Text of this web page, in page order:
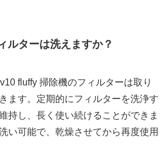
ルターは洗えますか？
fluffy 掃除機のフィルターは取り
ます。定期的にフィルターを洗浄す
持し、長く使い続けることができま
い可能で、乾燥させてから再度使用